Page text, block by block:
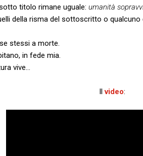
titolo rimane uguale: umanità
della risma del sottoscritto o
stessi a morte.
in fede mia.
vive…
Ilvideo: